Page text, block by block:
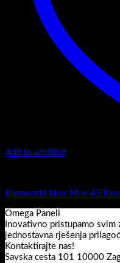
Add to wishlist
Kupaonski blok Mini 45
Omega Paneli
Inovativno pristupamo svim
jednostavna rješenja
Kontaktirajte nas!
Savska cesta 101 10000